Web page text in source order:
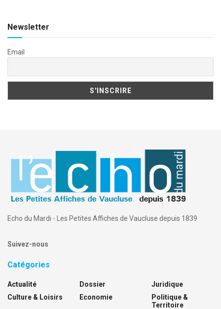
Newsletter
Email
Echo du Mardi - Les Petites Affiches de Vaucluse depuis 1839
Suivez-nous
Catégories
Actualité
Culture & Loisirs
Dossier
Economie
Juridique
Politique &
Territoire